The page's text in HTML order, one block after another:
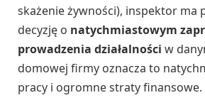
skażenie żywności), inspektor ma
decyzję o natychmiastowym
prowadzenia działalności w
domowej firmy oznacza to
pracy i ogromne straty finansowe.